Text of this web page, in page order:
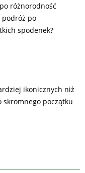
różnorodność
podróż po
spodenek?
ikonicznych niż
skromnego początku